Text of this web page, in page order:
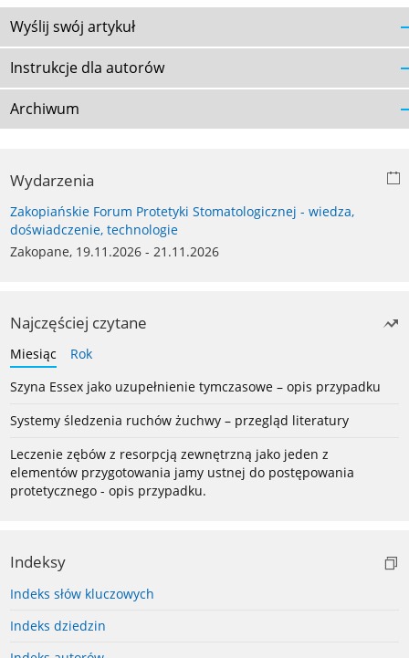
Wyślij swój artykuł
Instrukcje dla autorów
Archiwum
Wydarzenia
Zakopiańskie Forum Protetyki Stomatologicznej - wiedza,
doświadczenie, technologie
Zakopane, 19.11.2026 - 21.11.2026
Najczęściej czytane
Miesiąc
Rok
Szyna Essex jako uzupełnienie tymczasowe – opis przypadku
Systemy śledzenia ruchów żuchwy – przegląd literatury
Leczenie zębów z resorpcją zewnętrzną jako jeden z
elementów przygotowania jamy ustnej do postępowania
protetycznego - opis przypadku.
Indeksy
Indeks słów kluczowych
Indeks dziedzin